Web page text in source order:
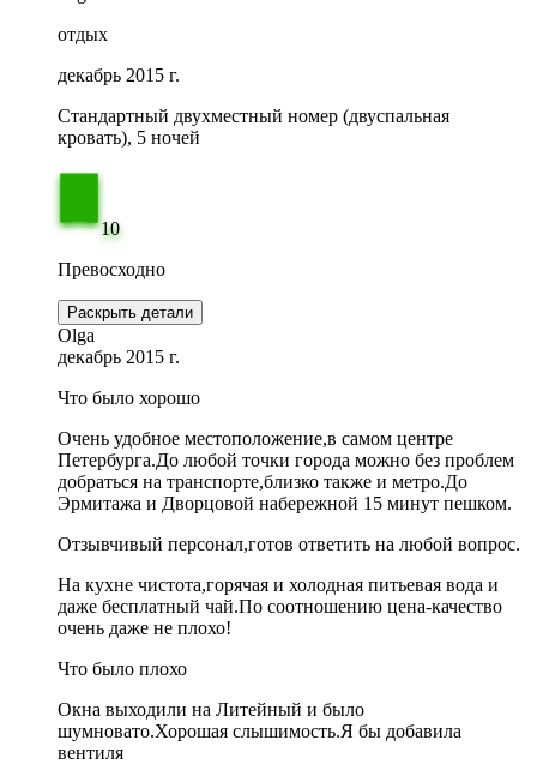
отдых
декабрь 2015 г.
Стандартный двухместный номер (двуспальная
кровать), 5 ночей
10
Превосходно
Раскрыть детали
Olga
декабрь 2015 г.
Что было хорошо
Очень удобное местоположение,в самом центре
Петербурга.До любой точки города можно без проблем
добраться на транспорте,близко также и метро.До
Эрмитажа и Дворцовой набережной 15 минут пешком.
Отзывчивый персонал,готов ответить на любой вопрос.
На кухне чистота,горячая и холодная питьевая вода и
даже бесплатный чай.По соотношению цена-качество
очень даже не плохо!
Что было плохо
Окна выходили на Литейный и было
шумновато.Хорошая слышимость.Я бы добавила
вентиля